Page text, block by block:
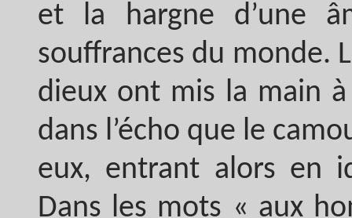
et la hargne d’une
souffrances du monde.
dieux ont mis la main
dans l’écho que le
eux, entrant alors en
Dans les mots « aux